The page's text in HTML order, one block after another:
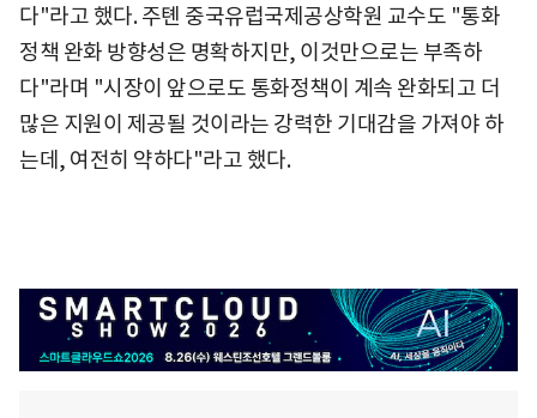
다"라고 했다. 주톈 중국유럽국제공상학원 교수도 "통화
정책 완화 방향성은 명확하지만, 이것만으로는 부족하
다"라며 "시장이 앞으로도 통화정책이 계속 완화되고 더
많은 지원이 제공될 것이라는 강력한 기대감을 가져야 하
는데, 여전히 약하다"라고 했다.